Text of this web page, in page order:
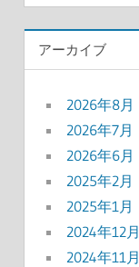
アーカイブ
2026年8月
2026年7月
2026年6月
2025年2月
2025年1月
2024年12月
2024年11月